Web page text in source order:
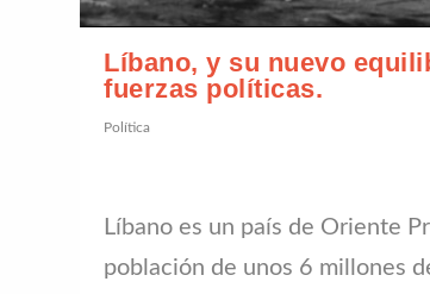
Líbano, y su nuevo
fuerzas políticas.
Política
Líbano es un país de Oriente
población de unos 6 millones